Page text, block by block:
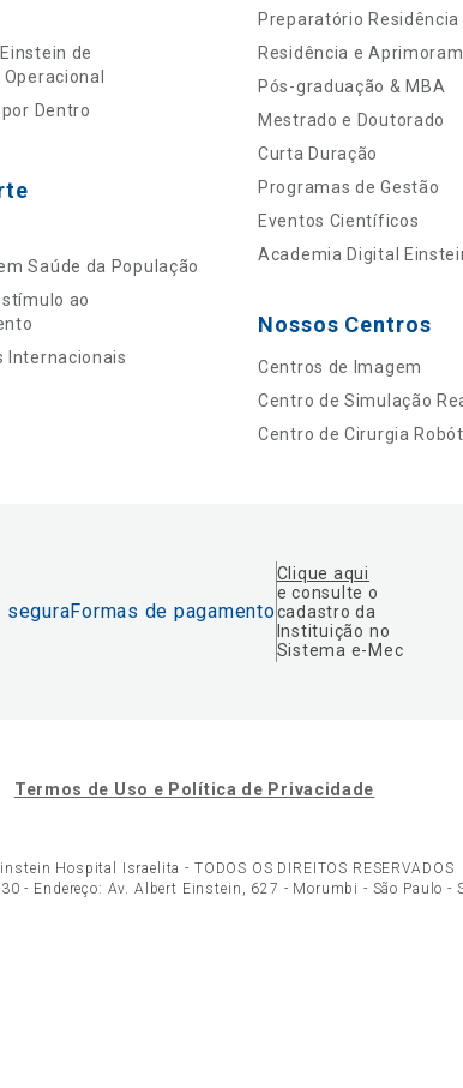
de
Dentro
Saúde da População
ao
Internacionais
Preparatório Residência
Residência e
Pós-graduação & MBA
Mestrado e Doutorado
Curta Duração
Programas de Gestão
Eventos Científicos
Academia Digital
Nossos Centros
Centros de Imagem
Centro de Simulação
Centro de Cirurgia
seguraFormas de pagamento
Clique aqui
e consulte o
cadastro da
Instituição no
Sistema e-Mec
Termos de Uso e Política de Privacidade
Hospital Israelita - TODOS OS DIREITOS RESERVADOS
- Endereço: Av. Albert Einstein, 627 - Morumbi - São Paulo -